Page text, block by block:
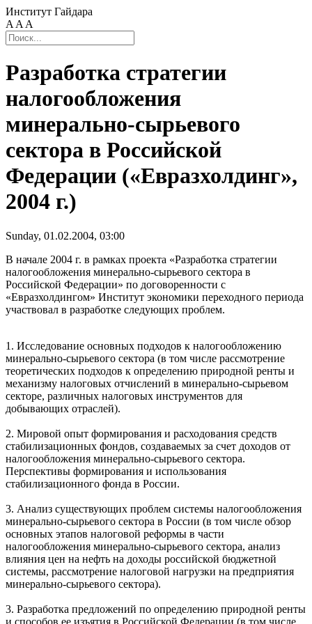
Институт Гайдара
A A A
Разработка стратегии
налогообложения
минерально-сырьевого
сектора в Российской
Федерации («Евразхолдинг»,
2004 г.)
Sunday, 01.02.2004, 03:00
В начале 2004 г. в рамках проекта «Разработка стратегии
налогообложения минерально-сырьевого сектора в
Российской Федерации» по договоренности с
«Евразхолдингом» Институт экономики переходного периода
участвовал в разработке следующих проблем.
1. Исследование основных подходов к налогообложению
минерально-сырьевого сектора (в том числе рассмотрение
теоретических подходов к определению природной ренты и
механизму налоговых отчислений в минерально-сырьевом
секторе, различных налоговых инструментов для
добывающих отраслей).
2. Мировой опыт формирования и расходования средств
стабилизационных фондов, создаваемых за счет доходов от
налогообложения минерально-сырьевого сектора.
Перспективы формирования и использования
стабилизационного фонда в России.
3. Анализ существующих проблем системы налогообложения
минерально-сырьевого сектора в России (в том числе обзор
основных этапов налоговой реформы в части
налогообложения минерально-сырьевого сектора, анализ
влияния цен на нефть на доходы российской бюджетной
системы, рассмотрение налоговой нагрузки на предприятия
минерально-сырьевого сектора).
3. Разработка предложений по определению природной ренты
и способов ее изъятия в Российской Федерации (в том числе